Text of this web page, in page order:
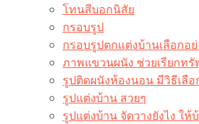
โทนสีบอกนิสัย
กรอบรูป
กรอบรูปตกแต่งบ้านเลือกอ
ภาพแขวนผนัง ช่วยเรียกท
รูปติดผนังห้องนอน มีวิธีเลื
รูปแต่งบ้าน สวยๆ
รูปแต่งบ้าน จัดวางยังไง ใ